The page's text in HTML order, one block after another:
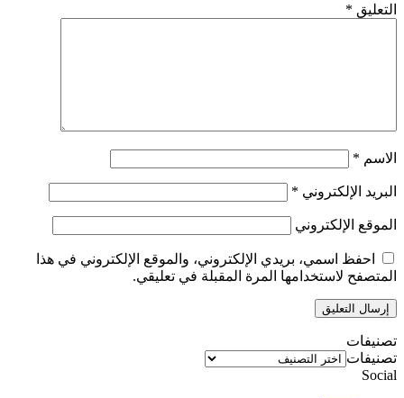
التعليق *
الاسم *
البريد الإلكتروني *
الموقع الإلكتروني
احفظ اسمي، بريدي الإلكتروني، والموقع الإلكتروني في هذا
المتصفح لاستخدامها المرة المقبلة في تعليقي.
تصنيفات
تصنيفات
Social